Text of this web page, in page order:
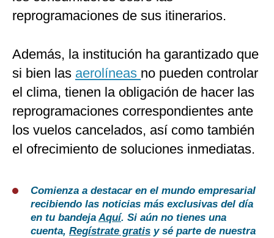
reprogramaciones de sus itinerarios.
Además, la institución ha garantizado que
si bien las aerolíneas no pueden controlar
el clima, tienen la obligación de hacer las
reprogramaciones correspondientes ante
los vuelos cancelados, así como también
el ofrecimiento de soluciones inmediatas.
Comienza a destacar en el mundo empresarial
recibiendo las noticias más exclusivas del día
en tu bandejaAquí. Si aún no tienes una
cuenta, Regístrate gratis y sé parte de nuestra